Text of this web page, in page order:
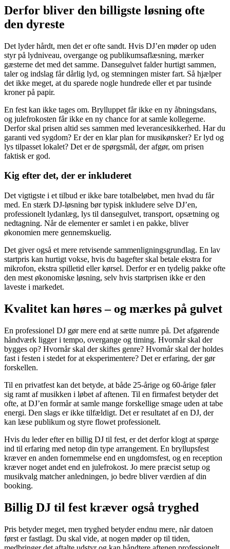
Derfor bliver den billigste løsning ofte
den dyreste
Det lyder hårdt, men det er ofte sandt. Hvis DJ’en møder op uden
styr på lydniveau, overgange og publikumsaflæsning, mærker
gæsterne det med det samme. Dansegulvet falder hurtigt sammen,
taler og indslag får dårlig lyd, og stemningen mister fart. Så hjælper
det ikke meget, at du sparede nogle hundrede eller et par tusinde
kroner på papir.
En fest kan ikke tages om. Brylluppet får ikke en ny åbningsdans,
og julefrokosten får ikke en ny chance for at samle kollegerne.
Derfor skal prisen altid ses sammen med leverancesikkerhed. Har du
garanti ved sygdom? Er der en klar plan for musikønsker? Er lyd og
lys tilpasset lokalet? Det er de spørgsmål, der afgør, om prisen
faktisk er god.
Kig efter det, der er inkluderet
Det vigtigste i et tilbud er ikke bare totalbeløbet, men hvad du får
med. En stærk DJ-løsning bør typisk inkludere selve DJ’en,
professionelt lydanlæg, lys til dansegulvet, transport, opsætning og
nedtagning. Når de elementer er samlet i en pakke, bliver
økonomien mere gennemskuelig.
Det giver også et mere retvisende sammenligningsgrundlag. En lav
startpris kan hurtigt vokse, hvis du bagefter skal betale ekstra for
mikrofon, ekstra spilletid eller kørsel. Derfor er en tydelig pakke ofte
den mest økonomiske løsning, selv hvis startprisen ikke er den
laveste i markedet.
Kvalitet kan høres – og mærkes på gulvet
En professionel DJ gør mere end at sætte numre på. Det afgørende
håndværk ligger i tempo, overgange og timing. Hvornår skal der
bygges op? Hvornår skal der skiftes genre? Hvornår skal der holdes
fast i festen i stedet for at eksperimentere? Det er erfaring, der gør
forskellen.
Til en privatfest kan det betyde, at både 25-årige og 60-årige føler
sig ramt af musikken i løbet af aftenen. Til en firmafest betyder det
ofte, at DJ’en formår at samle mange forskellige smage uden at tabe
energi. Den slags er ikke tilfældigt. Det er resultatet af en DJ, der
kan læse publikum og styre flowet professionelt.
Hvis du leder efter en billig DJ til fest, er det derfor klogt at spørge
ind til erfaring med netop din type arrangement. En bryllupsfest
kræver en anden fornemmelse end en ungdomsfest, og en reception
kræver noget andet end en julefrokost. Jo mere præcist setup og
musikvalg matcher anledningen, jo bedre bliver værdien af din
booking.
Billig DJ til fest kræver også tryghed
Pris betyder meget, men tryghed betyder endnu mere, når datoen
først er fastlagt. Du skal vide, at nogen møder op til tiden,